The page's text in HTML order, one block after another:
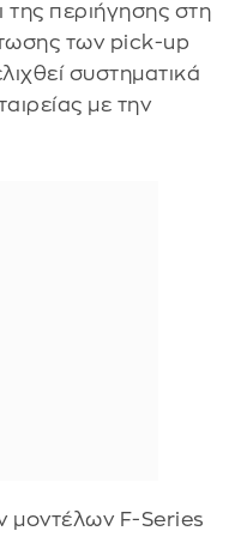
της περιήγησης στη
των pick-up
συστηματικά
με την
μοντέλων F-Series